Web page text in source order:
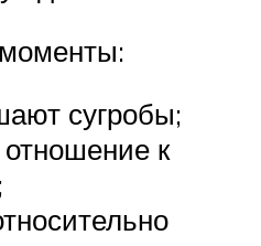
сугробы;
к